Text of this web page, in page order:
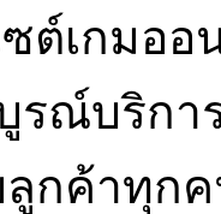
ซต์เกมอ
รณ์บริกา
กค้าทุก